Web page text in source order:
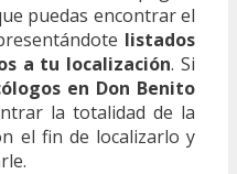
puedas encontrar el
listados
a tu localización. Si
en Don Benito
la totalidad de la
el fin de localizarlo y